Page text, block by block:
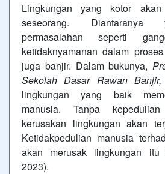
Lingkungan yang kotor
seseorang. Diantaranya
permasalahan seperti
ketidaknyamanan dalam
juga banjir. Dalam bukunya,
Sekolah Dasar Rawan Banjir,
lingkungan yang baik
manusia. Tanpa
kerusakan lingkungan akan
Ketidakpedulian manusia
akan merusak lingkungan itu
2023).